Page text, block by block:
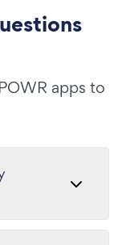
apps to